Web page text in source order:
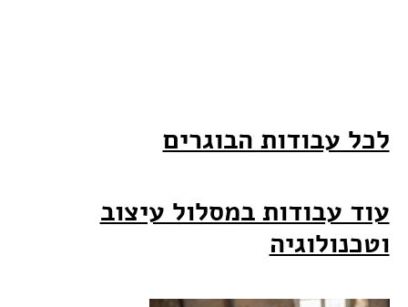
לכל עבודות הבוגרים
עוד עבודות במסלול עיצוב
וטכנולוגיה